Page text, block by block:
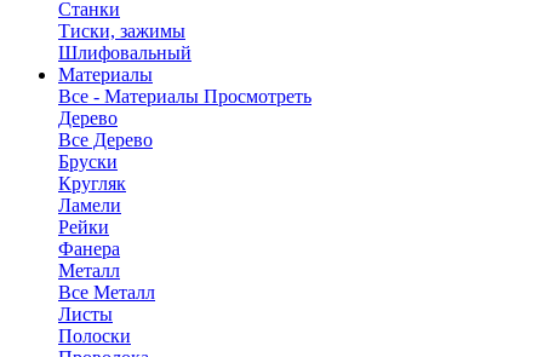
Станки
Тиски, зажимы
Шлифовальный
Материалы
Все - Материалы Просмотреть
Дерево
Все Дерево
Бруски
Кругляк
Ламели
Рейки
Фанера
Металл
Все Металл
Листы
Полоски